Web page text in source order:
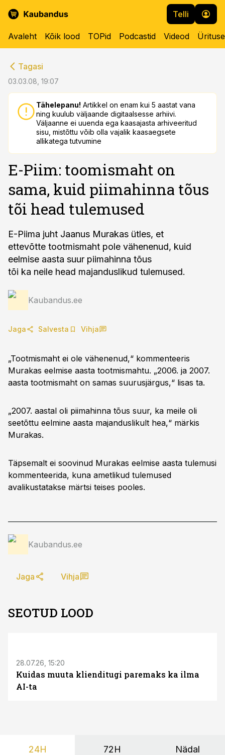
Telli
Avaleht Kõik lood TOPid Podcastid Videod
Tagasi
03.03.08, 19:07
Tähelepanu! Artikkel on enam kui 5 aastat vana
ning kuulub väljaande digitaalsesse arhiivi.
Väljaanne ei uuenda ega kaasajasta arhiveeritud
sisu, mistõttu võib olla vajalik kaasaegsete
allikatega tutvumine
E-Piim: toomismaht on
sama, kuid piimahinna tõus
tõi head tulemused
E-Piima juht Jaanus Murakas ütles, et
ettevõtte tootmismaht pole vähenenud, kuid
eelmise aasta suur piimahinna tõus
tõi ka neile head majanduslikud tulemused.
Kaubandus.ee
Jaga Salvesta Vihja
„Tootmismaht ei ole vähenenud,“ kommenteeris
Murakas eelmise aasta tootmismahtu. „2006. ja 2007.
aasta tootmismaht on samas suurusjärgus,“ lisas ta.
„2007. aastal oli piimahinna tõus suur, ka meile oli
seetõttu eelmine aasta majanduslikult hea,“ märkis
Murakas.
Täpsemalt ei soovinud Murakas eelmise aasta tulemusi
kommenteerida, kuna ametlikud tulemused
avalikustatakse märtsi teises pooles.
Kaubandus.ee
Jaga Vihja
SEOTUD LOOD
28.07.26, 15:20
Kuidas muuta klienditugi paremaks ka ilma
AI-ta
24H 72H Nädal